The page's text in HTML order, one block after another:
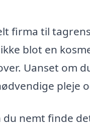
firma til
blot en
Uanset om
pleje
nemt finde